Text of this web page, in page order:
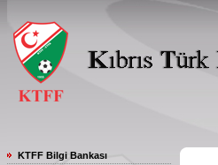
KTFF Bilgi Bankası